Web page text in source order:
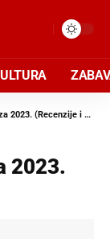
(Recenzije i poređenja)
2023.